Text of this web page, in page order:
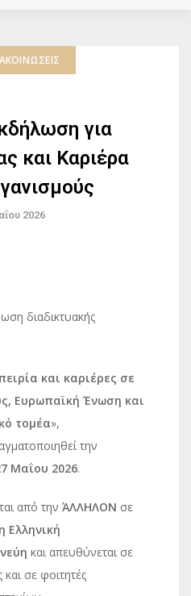
για
και Καριέρα
2026
διαδικτυακής
και καριέρες σε
Ευρωπαϊκή Ένωση και
τομέα»,
την
Μαΐου 2026.
από την ΆΛΛΗΛΟΝ σε
Ελληνική
και απευθύνεται σε
σε φοιτητές